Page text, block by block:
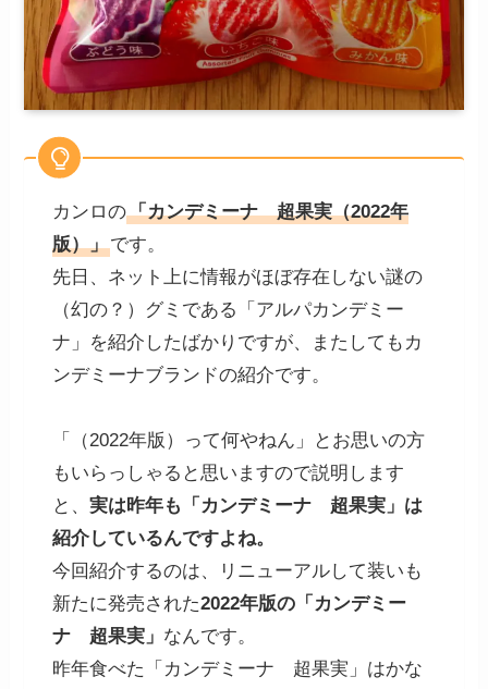
カンロの「カンデミーナ 超果実（2022年
版）」です。
先日、ネット上に情報がほぼ存在しない謎の
（幻の？）グミである「アルパカンデミー
ナ」を紹介したばかりですが、またしてもカ
ンデミーナブランドの紹介です。
「（2022年版）って何やねん」とお思いの方
もいらっしゃると思いますので説明します
と、 実は昨年も「カンデミーナ 超果実」は
紹介しているんですよね。
今回紹介するのは、リニューアルして装いも
新たに発売された2022年版の「カンデミー
ナ 超果実」 なんです。
昨年食べた「カンデミーナ 超果実」はかな